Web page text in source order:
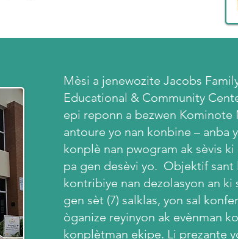
Mèsi a jenewozite Jacobs
Educational & Community
epi reponn a bezwen Kominote
antoure yo nan konbine – anba
konplè nan pwogram ak sèvis
pa gen desèvi yo. Objektif sant
kontribiye nan dezolasyon an
gen sèt (7) salklas, yon sal
òganize reyinyon ak evènman
konplètman ekipe. Li prezante